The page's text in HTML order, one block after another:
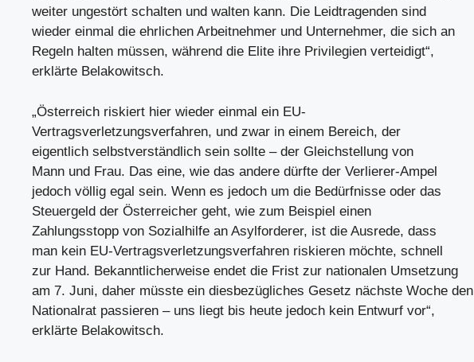
weiter ungestört schalten und walten kann. Die Leidtragenden sind
wieder einmal die ehrlichen Arbeitnehmer und Unternehmer, die sich an
Regeln halten müssen, während die Elite ihre Privilegien verteidigt“,
erklärte Belakowitsch.
„Österreich riskiert hier wieder einmal ein EU-
Vertragsverletzungsverfahren, und zwar in einem Bereich, der
eigentlich selbstverständlich sein sollte – der Gleichstellung von
Mann und Frau. Das eine, wie das andere dürfte der Verlierer-Ampel
jedoch völlig egal sein. Wenn es jedoch um die Bedürfnisse oder das
Steuergeld der Österreicher geht, wie zum Beispiel einen
Zahlungsstopp von Sozialhilfe an Asylforderer, ist die Ausrede, dass
man kein EU-Vertragsverletzungsverfahren riskieren möchte, schnell
zur Hand. Bekanntlicherweise endet die Frist zur nationalen Umsetzung
am 7. Juni, daher müsste ein diesbezügliches Gesetz nächste Woche den
Nationalrat passieren – uns liegt bis heute jedoch kein Entwurf vor“,
erklärte Belakowitsch.